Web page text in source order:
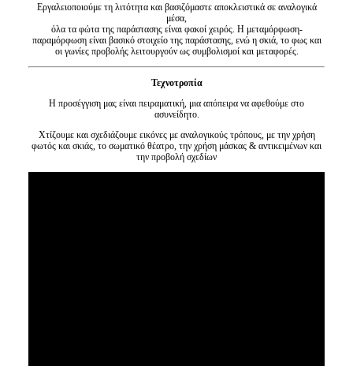
Εργαλειοποιούμε τη λιτότητα και βασιζόμαστε αποκλειστικά σε αναλογικά
μέσα,
όλα τα φώτα της παράστασης είναι φακοί χειρός. Η μεταμόρφωση-
παραμόρφωση είναι βασικό στοιχείο της παράστασης, ενώ η σκιά, το φως και
οι γωνίες προβολής λειτουργούν ως συμβολισμοί και μεταφορές.
Τεχνοτροπία
Η προσέγγιση μας είναι πειραματική, μια απόπειρα να αφεθούμε στο
ασυνείδητο.
Χτίζουμε και σχεδιάζουμε εικόνες με αναλογικούς τρόπους, με την χρήση
φωτός και σκιάς, το σωματικό θέατρο, την χρήση μάσκας & αντικειμένων και
την προβολή σχεδίων